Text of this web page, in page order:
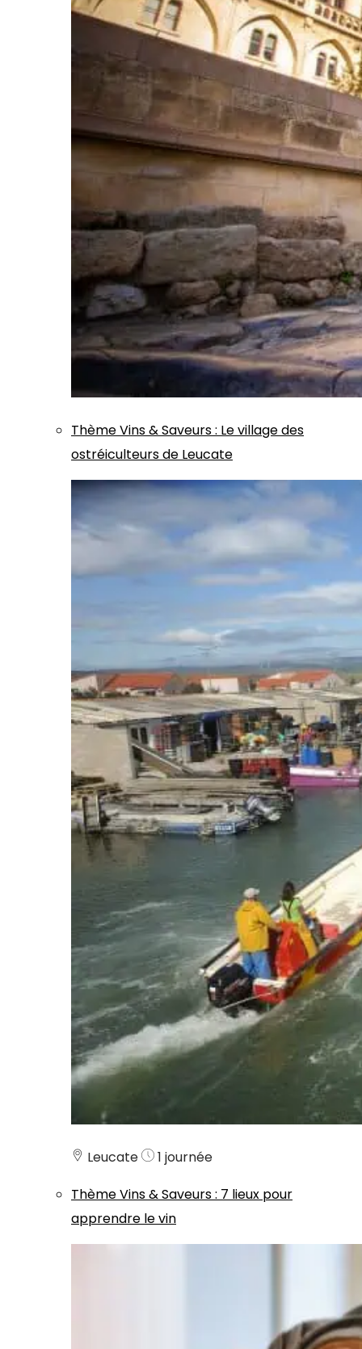
ThèmeVins & Saveurs: Le village des
ostréiculteurs de Leucate
Leucate
1 journée
ThèmeVins & Saveurs: 7 lieux pour
apprendre le vin